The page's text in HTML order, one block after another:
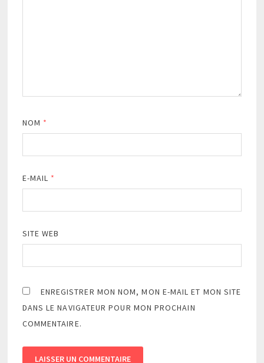
NOM *
E-MAIL *
SITE WEB
ENREGISTRER MON NOM, MON E-MAIL ET MON SITE
DANS LE NAVIGATEUR POUR MON PROCHAIN
COMMENTAIRE.